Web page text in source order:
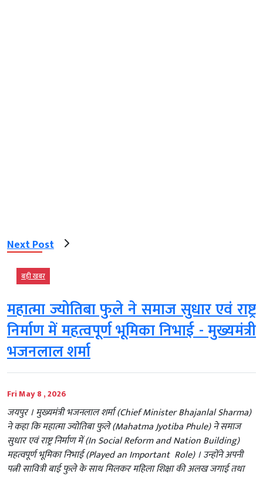
Next Post
बड़ी खबर
महात्मा ज्योतिबा फुले ने समाज सुधार एवं राष्ट्र
निर्माण में महत्वपूर्ण भूमिका निभाई - मुख्यमंत्री
भजनलाल शर्मा
Fri May 8 , 2026
जयपुर । मुख्यमंत्री भजनलाल शर्मा (Chief Minister Bhajanlal Sharma)
ने कहा कि महात्मा ज्योतिबा फुले (Mahatma Jyotiba Phule) ने समाज
सुधार एवं राष्ट्र निर्माण में (In Social Reform and Nation Building)
महत्वपूर्ण भूमिका निभाई (Played an Important Role) । उन्होंने अपनी
पत्नी सावित्री बाई फुले के साथ मिलकर महिला शिक्षा की अलख जगाई तथा